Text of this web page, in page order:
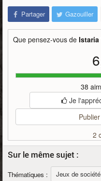
Partager Gazouiller
Que pensez-vous de Istaria
38
Je
2
Sur le même sujet :
Thématiques : Jeux de société